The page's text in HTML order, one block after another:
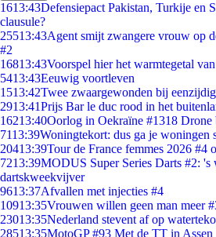
1613:43Defensiepact Pakistan, Turkije en
clausule?
25513:43Agent smijt zwangere vrouw op
#2
16813:43Voorspel hier het warmtegetal
5413:43Eeuwig voortleven
1513:42Twee zwaargewonden bij
2913:41Prijs Bar le duc rood in het
16213:40Oorlog in Oekraïne #1318 Drone
7113:39Woningtekort: dus ga je woningen
20413:39Tour de France femmes 2026 #4
7213:39MODUS Super Series Darts #2: 's
dartskweekvijver
9613:37Afvallen met injecties #4
10913:35Vrouwen willen geen man meer
23013:35Nederland stevent af op
28513:35MotoGP #93 Met de TT in Assen